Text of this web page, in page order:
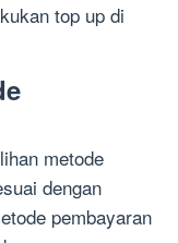
top up di
metode
dengan
pembayaran